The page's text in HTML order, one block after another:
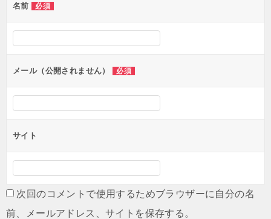
ー
シ
ョ
ン
名前 必須
メール（公開されません） 必須
サイト
次回のコメントで使用するためブラウザーに自分の名
前、メールアドレス、サイトを保存する。